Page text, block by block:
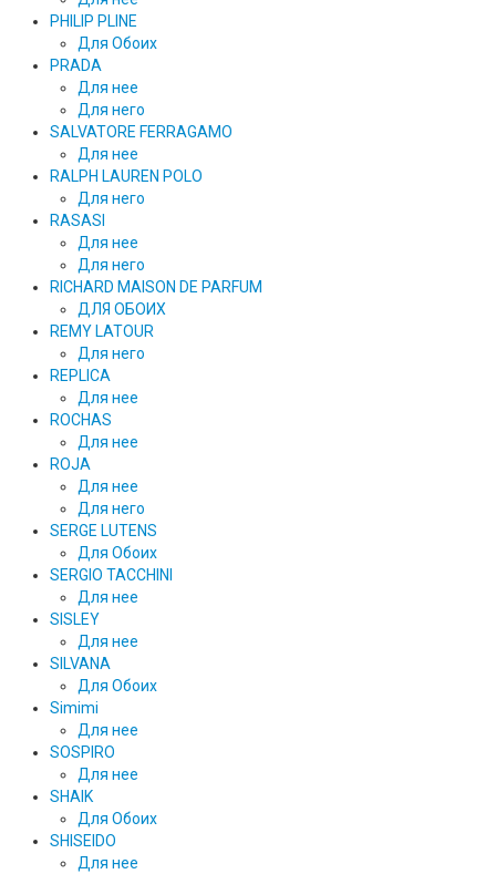
PHILIP PLINE
Для Обоих
PRADA
Для нее
Для него
SALVATORE FERRAGAMO
Для нее
RALPH LAUREN POLO
Для него
RASASI
Для нее
Для него
RICHARD MAISON DE PARFUM
ДЛЯ ОБОИХ
REMY LATOUR
Для него
REPLICA
Для нее
ROCHAS
Для нее
ROJA
Для нее
Для него
SERGE LUTENS
Для Обоих
SERGIO TACCHINI
Для нее
SISLEY
Для нее
SILVANA
Для Обоих
Simimi
Для нее
SOSPIRO
Для нее
SHAIK
Для Обоих
SHISEIDO
Для нее